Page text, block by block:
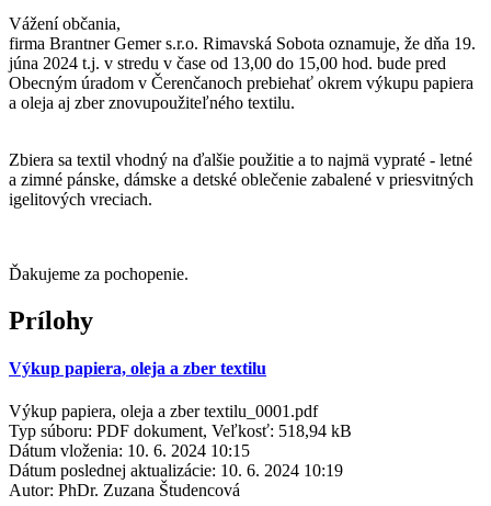
Vážení občania,
firma Brantner Gemer s.r.o. Rimavská Sobota oznamuje, že dňa 19.
júna 2024 t.j. v stredu v čase od 13,00 do 15,00 hod. bude pred
Obecným úradom v Čerenčanoch prebiehať okrem výkupu papiera
a oleja aj zber znovupoužiteľného textilu.
Zbiera sa textil vhodný na ďalšie použitie a to najmä vypraté - letné
a zimné pánske, dámske a detské oblečenie zabalené v priesvitných
igelitových vreciach.
Ďakujeme za pochopenie.
Prílohy
Výkup papiera, oleja a zber textilu
Výkup papiera, oleja a zber textilu_0001.pdf
Typ súboru: PDF dokument, Veľkosť: 518,94 kB
Dátum vloženia: 10. 6. 2024 10:15
Dátum poslednej aktualizácie: 10. 6. 2024 10:19
Autor: PhDr. Zuzana Študencová